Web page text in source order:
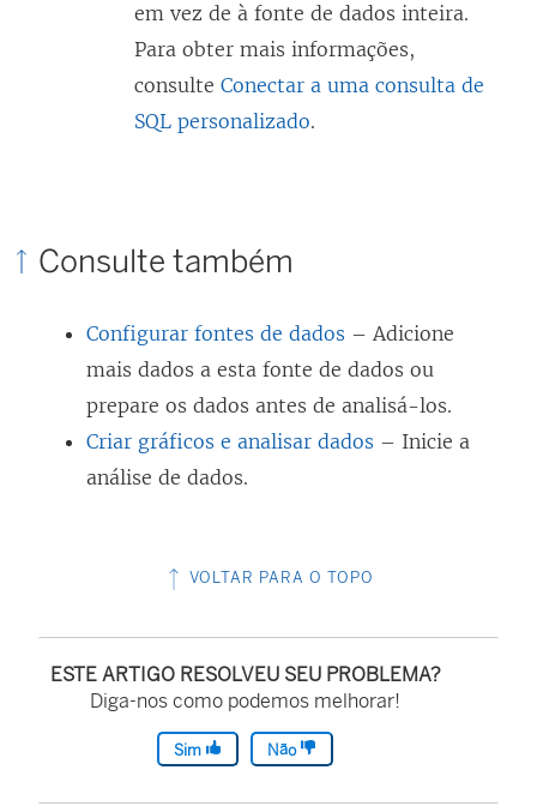
em vez de à fonte de dados inteira.
Para obter mais informações,
consulte Conectar a uma consulta de
SQL personalizado.
Consulte também
Configurar fontes de dados – Adicione
mais dados a esta fonte de dados ou
prepare os dados antes de analisá-los.
Criar gráficos e analisar dados – Inicie a
análise de dados.
VOLTAR PARA O TOPO
ESTE ARTIGO RESOLVEU SEU PROBLEMA?
Diga-nos como podemos melhorar!
Sim Não